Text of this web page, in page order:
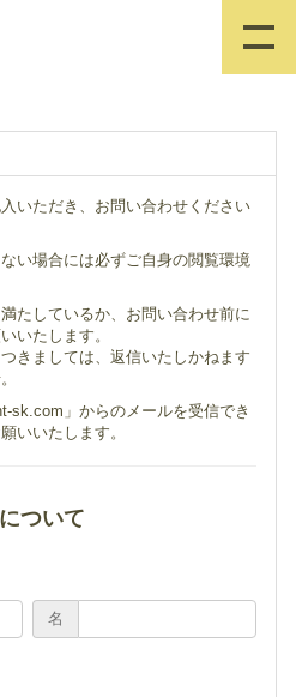
いただき、お問い合わせください
い場合には必ずご自身の閲覧環境
たしているか、お問い合わせ前に
いたします。
きましては、返信いたしかねます
sk.com」からのメールを受信でき
いいたします。
ついて
名